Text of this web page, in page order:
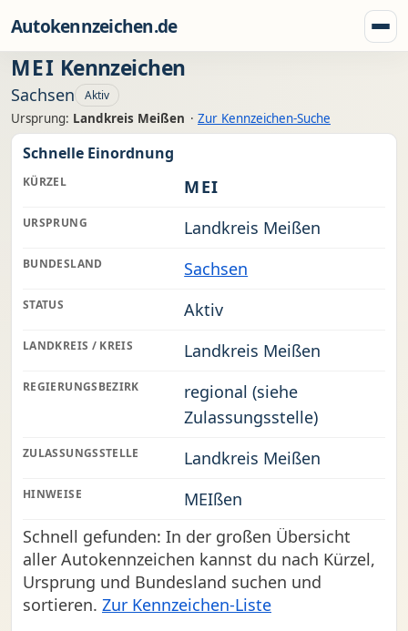
Autokennzeichen.de
MEI Kennzeichen
Sachsen Aktiv
Ursprung: Landkreis Meißen · Zur Kennzeichen-Suche
Schnelle Einordnung
KÜRZEL MEI
URSPRUNG Landkreis Meißen
BUNDESLAND Sachsen
STATUS Aktiv
LANDKREIS / KREIS Landkreis Meißen
REGIERUNGSBEZIRK
regional (siehe
Zulassungsstelle)
ZULASSUNGSSTELLE Landkreis Meißen
HINWEISE
MEIßen
Schnell gefunden: In der großen Übersicht
aller Autokennzeichen kannst du nach Kürzel,
Ursprung und Bundesland suchen und
sortieren. Zur Kennzeichen-Liste